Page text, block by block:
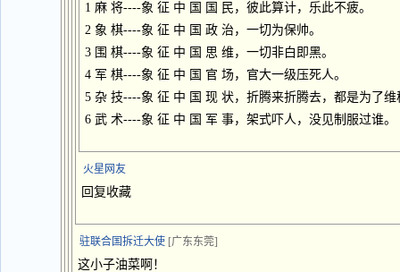
1 麻 将----象 征 中 国 国 民，彼此算计，乐此不疲。
2 象 棋----象 征 中 国 政 治，一切为保帅。
3 围 棋----象 征 中 国 思 维，一切非白即黑。
4 军 棋----象 征 中 国 官 场，官大一级压死人。
5 杂 技----象 征 中 国 现 状，折腾来折腾去，都是为了维
6 武 术----象 征 中 国 军 事，架式吓人，没见制服过谁。
火星网友
回复收藏
驻联合国拆迁大使 [广东东莞]
这小子油菜啊！